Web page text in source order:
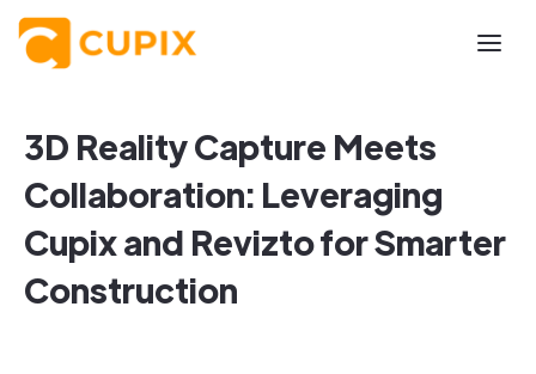
3D Reality Capture Meets
Collaboration: Leveraging
Cupix and Revizto for Smarter
Construction